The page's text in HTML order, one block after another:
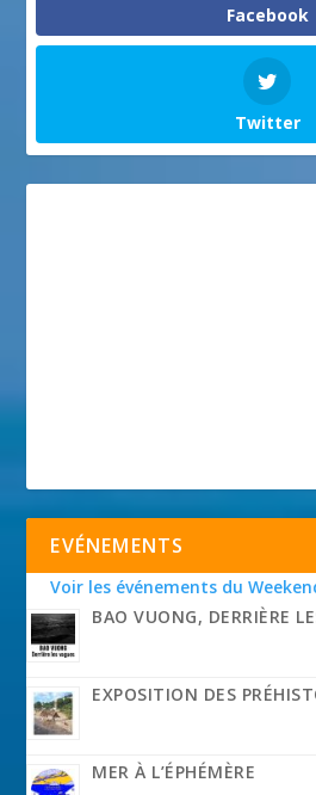
Facebook
Twitter
EVÉNEMENTS
Voir les événements du
BAO VUONG, DERRIÈRE
EXPOSITION DES
MER À L’ÉPHÉMÈRE